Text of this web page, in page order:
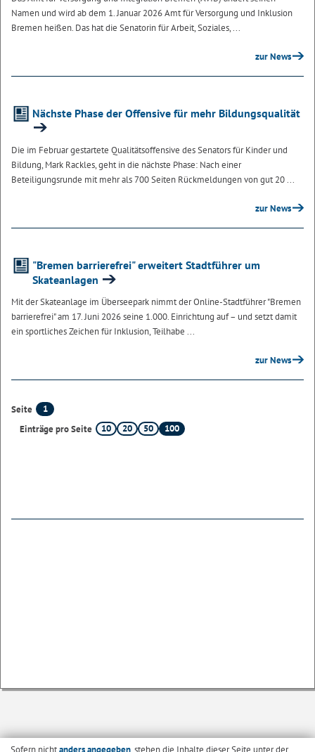
Namen und wird ab dem 1. Januar 2026 Amt für Versorgung und Inklusion
Bremen heißen. Das hat die Senatorin für Arbeit, Soziales, ...
zur News
Nächste Phase der Offensive für mehr Bildungsqualität
Die im Februar gestartete Qualitätsoffensive des Senators für Kinder und
Bildung, Mark Rackles, geht in die nächste Phase: Nach einer
Beteiligungsrunde mit mehr als 700 Seiten Rückmeldungen von gut 20 ...
zur News
"Bremen barrierefrei" erweitert Stadtführer um
Skateanlagen
Mit der Skateanlage im Überseepark nimmt der Online-Stadtführer "Bremen
barrierefrei" am 17. Juni 2026 seine 1.000. Einrichtung auf – und setzt damit
ein sportliches Zeichen für Inklusion, Teilhabe ...
zur News
Seite
1
Einträge pro Seite
10 20 50 100
Sofern nichtanders angegeben , stehen die Inhalte dieser Seite unter der